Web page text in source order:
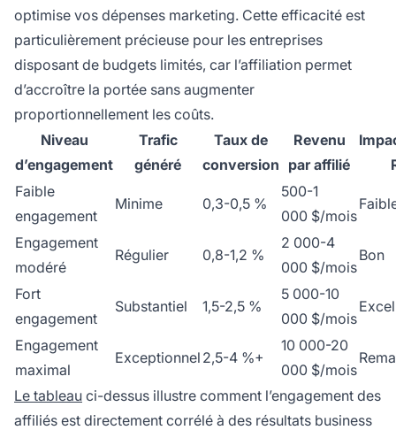
optimise vos dépenses marketing. Cette efficacité est
particulièrement précieuse pour les entreprises
disposant de budgets limités, car l’affiliation permet
d’accroître la portée sans augmenter
proportionnellement les coûts.
Niveau
d’engagement
Trafic
généré
Taux de
conversion
Revenu
par affilié
Faible
engagement
Minime 0,3-0,5 %
500-1
000 $/mois
Engagement
modéré
Régulier 0,8-1,2 %
2 000-4
000 $/mois
Bon
Fort
engagement
Substantiel 1,5-2,5 %
5 000-10
000 $/mois
Engagement
maximal
Exceptionnel 2,5-4 %+
10 000-20
000 $/mois
Le tableau ci-dessus illustre comment l’engagement des
affiliés est directement corrélé à des résultats business